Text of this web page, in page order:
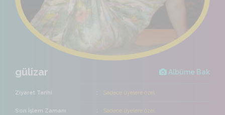
gülizar Albüme Bak
Ziyaret Tarihi Sadece üyelere özel
Son İşlem Zamanı Sadece üyelere özel